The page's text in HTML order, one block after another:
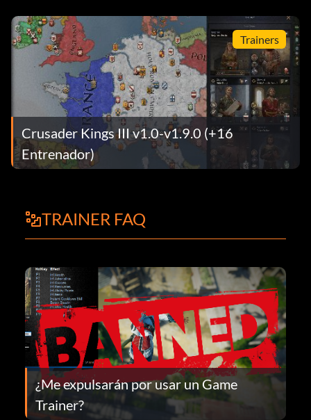
Trainers
Crusader Kings III v1.0-v1.9.0 (+16
Entrenador)
TRAINER FAQ
¿Me expulsarán por usar un Game
Trainer?